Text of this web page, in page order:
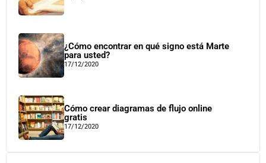
¿Cómo encontrar en qué signo está Marte
para usted?
17/12/2020
Cómo crear diagramas de flujo online
gratis
17/12/2020